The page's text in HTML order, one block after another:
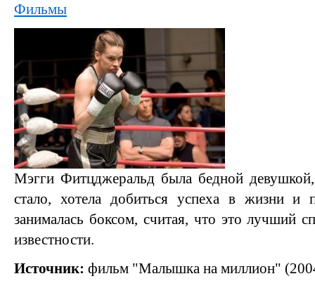
Фильмы
Мэгги Фитцджеральд была бедной
стало, хотела добиться успеха в жизни и
занималась боксом, считая, что это лучший
известности.
Источник: фильм "Малышка на миллион"